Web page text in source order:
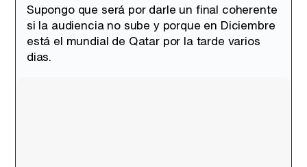
Supongo que será por darle un final coherente
si la audiencia no sube y porque en Diciembre
está el mundial de Qatar por la tarde varios
dias.